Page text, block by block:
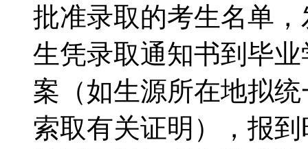
批准录取的考生名单
生凭录取通知书到毕
案（如生源所在地拟
索取有关证明），报